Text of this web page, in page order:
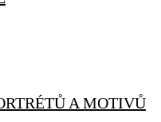
A MOTIVŮ